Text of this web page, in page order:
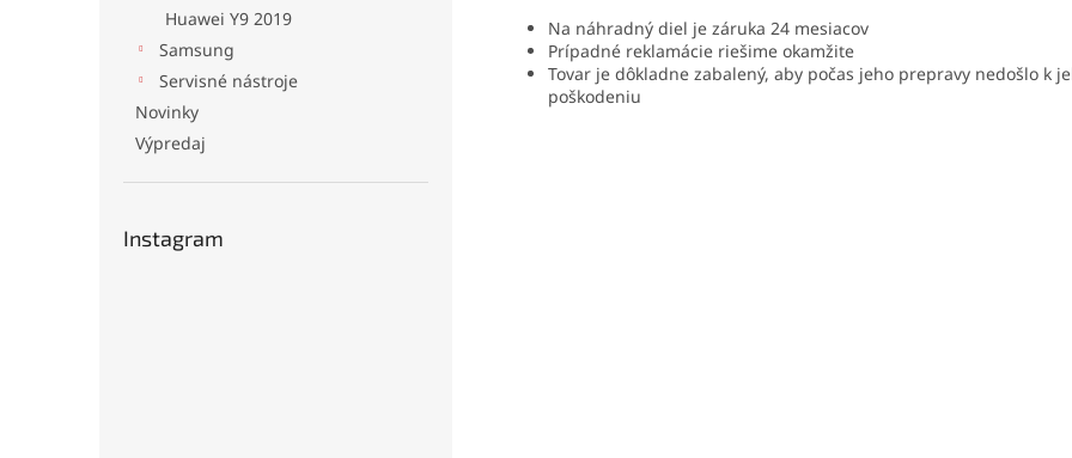
Huawei Y9 2019
Samsung
Servisné nástroje
Novinky
Výpredaj
Instagram
Na náhradný diel je záruka 24 mesiacov
Prípadné reklamácie riešime okamžite
Tovar je dôkladne zabalený, aby počas jeho prepravy nedošlo k
poškodeniu